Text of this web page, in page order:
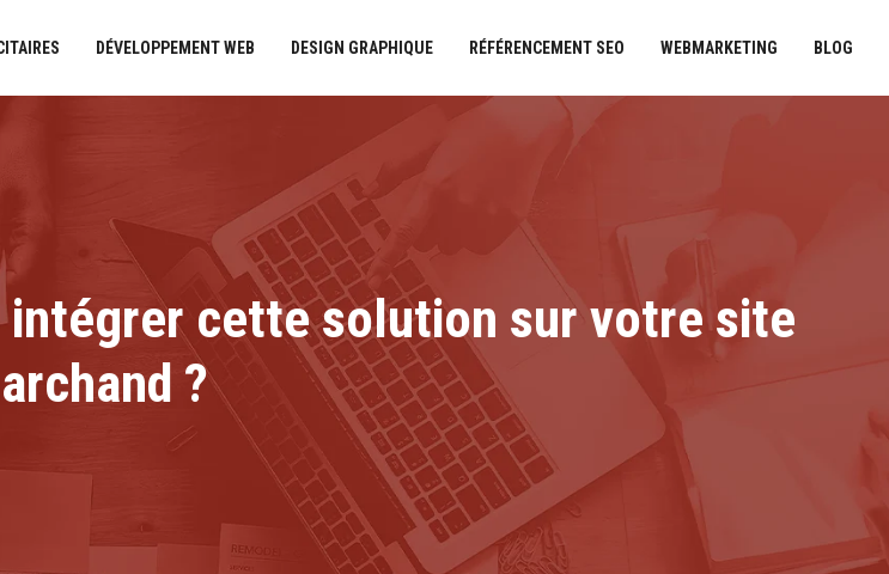
DÉVELOPPEMENT WEB DESIGN GRAPHIQUE RÉFÉRENCEMENT SEO WEBMARKETING BLOG
intégrer cette solution sur votre site
?